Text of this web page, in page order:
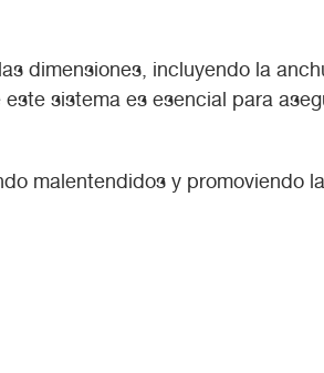
dimensiones, incluyendo la
sistema es esencial para
malentendidos y promoviendo